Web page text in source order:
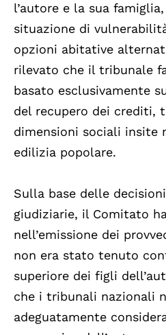
l’autore e la sua
situazione di
opzioni abitative
rilevato che il tribunale
basato esclusivamente
del recupero dei crediti,
dimensioni sociali insite
edilizia popolare.
Sulla base delle
giudiziarie, il Comitato
nell’emissione dei
non era stato tenuto
superiore dei figli
che i tribunali nazionali
adeguatamente